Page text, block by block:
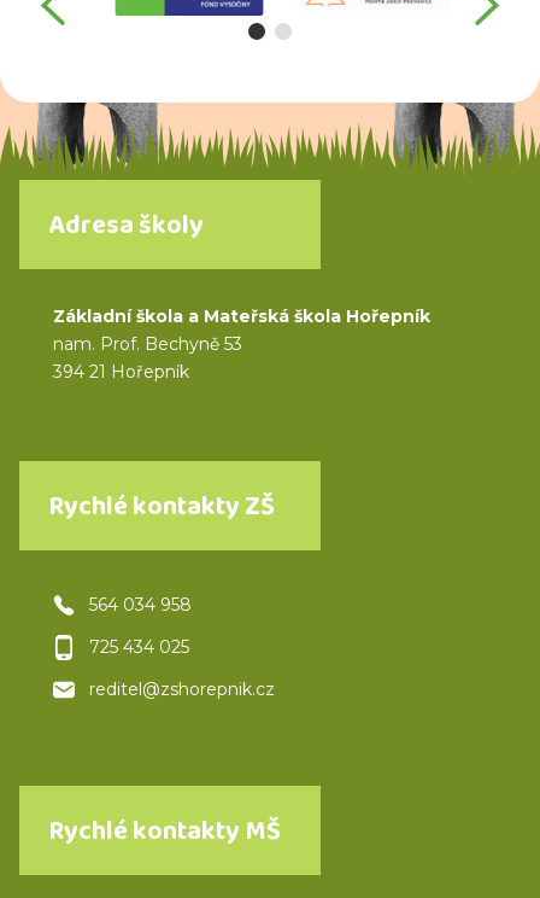
Adresa školy
Základní škola a Mateřská škola Hořepník
nam. Prof. Bechyně 53
394 21 Hořepník
Rychlé kontakty ZŠ
564 034 958
725 434 025
reditel@zshorepnik.cz
Rychlé kontakty MŠ